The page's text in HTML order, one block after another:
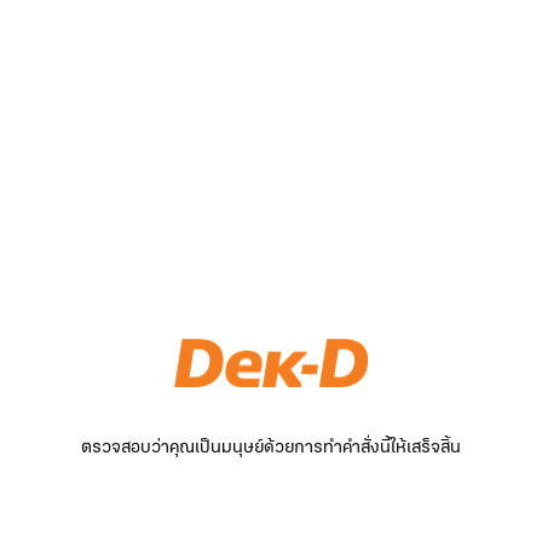
ตรวจสอบว่าคุณเป็นมนุษย์ด้วยการทำคำสั่งนี้ให้เสร็จสิ้น